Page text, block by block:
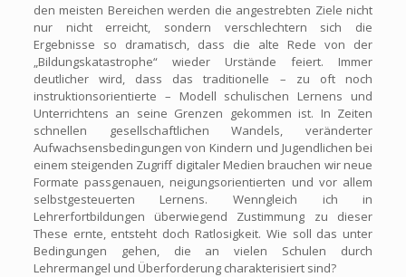
den meisten Bereichen werden die angestrebten Ziele nicht
nur nicht erreicht, sondern verschlechtern sich die
Ergebnisse so dramatisch, dass die alte Rede von der
„Bildungskatastrophe“ wieder Urstände feiert. Immer
deutlicher wird, dass das traditionelle – zu oft noch
instruktionsorientierte – Modell schulischen Lernens und
Unterrichtens an seine Grenzen gekommen ist. In Zeiten
schnellen gesellschaftlichen Wandels, veränderter
Aufwachsensbedingungen von Kindern und Jugendlichen bei
einem steigenden Zugriff digitaler Medien brauchen wir neue
Formate passgenauen, neigungsorientierten und vor allem
selbstgesteuerten Lernens. Wenngleich ich in
Lehrerfortbildungen überwiegend Zustimmung zu dieser
These ernte, entsteht doch Ratlosigkeit. Wie soll das unter
Bedingungen gehen, die an vielen Schulen durch
Lehrermangel und Überforderung charakterisiert sind?